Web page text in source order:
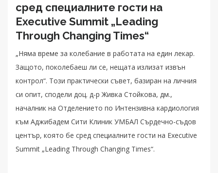
сред специалните гости на
Executive Summit „Leading
Through Changing Times“
„Няма време за колебание в работата на един лекар.
Защото, поколебаеш ли се, нещата излизат извън
контрол“. Този практически съвет, базиран на личния
си опит, сподели доц. д-р Живка Стойкова, дм.,
началник на Отделението по Интензивна кардиология
към Аджибадем Сити Клиник УМБАЛ Сърдечно-съдов
център, която бе сред специалните гости на Executive
Summit „Leading Through Changing Times“.